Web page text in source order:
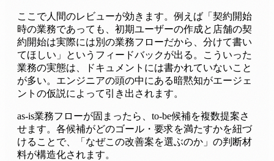
ここで人間のレビューが効きます。例えば「契約開始
時の業務であっても、初期ユーザーの作成と店舗の契
約開始は実際には別の業務フローだから、分けて書い
てほしい」というフィードバックが出る。こういった
業務の実態は、ドキュメントには書かれていないこと
が多い。エンジニアの頭の中にある暗黙知がエージェ
ントの仮説によって引き出されます。
as-is業務フローが固まったら、to-be候補を複数提案さ
せます。各候補がどのゴール・要求を満たすかを紐づ
けることで、「なぜこの改善案を選ぶのか」の判断材
料が構造化されます。